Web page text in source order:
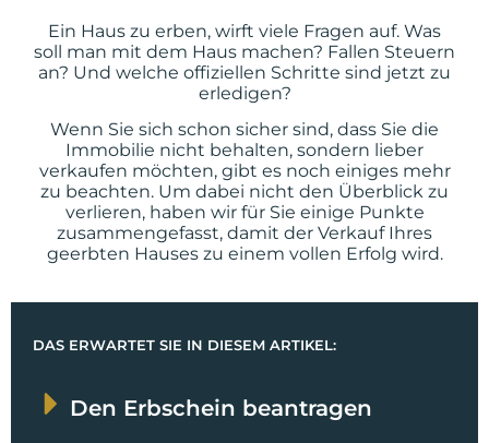
Ein Haus zu erben, wirft viele Fragen auf. Was
soll man mit dem Haus machen? Fallen Steuern
an? Und welche offiziellen Schritte sind jetzt zu
erledigen?
Wenn Sie sich schon sicher sind, dass Sie die
Immobilie nicht behalten, sondern lieber
verkaufen möchten, gibt es noch einiges mehr
zu beachten. Um dabei nicht den Überblick zu
verlieren, haben wir für Sie einige Punkte
zusammengefasst, damit der Verkauf Ihres
geerbten Hauses zu einem vollen Erfolg wird.
DAS ERWARTET SIE IN DIESEM ARTIKEL:
Den Erbschein beantragen